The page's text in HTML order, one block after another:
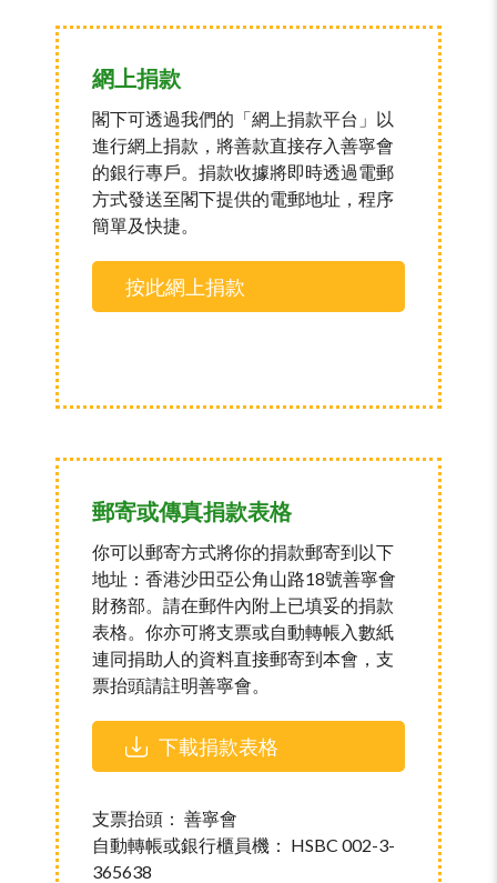
網上捐款
閣下可透過我們的「網上捐款平台」以
進行網上捐款，將善款直接存入善寧會
的銀行專戶。捐款收據將即時透過電郵
方式發送至閣下提供的電郵地址，程序
簡單及快捷。
按此網上捐款
郵寄或傳真捐款表格
你可以郵寄方式將你的捐款郵寄到以下
地址：香港沙田亞公角山路18號善寧會
財務部。請在郵件內附上已填妥的捐款
表格。你亦可將支票或自動轉帳入數紙
連同捐助人的資料直接郵寄到本會，支
票抬頭請註明善寧會。
下載捐款表格
支票抬頭： 善寧會
自動轉帳或銀行櫃員機： HSBC 002-3-
365638